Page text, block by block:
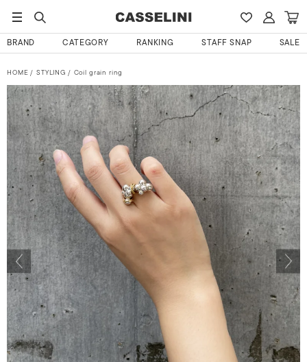
BRAND CATEGORY RANKING STAFF SNAP SALE
HOME STYLING Coil grain ring